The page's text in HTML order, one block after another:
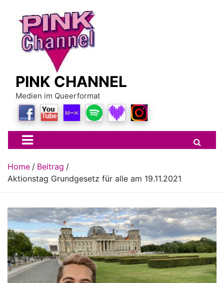
content
PINK CHANNEL
Medien im Queerformat
Home
Beitrag
Aktionstag Grundgesetz für alle am 19.11.2021